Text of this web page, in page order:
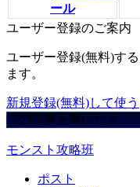
ール
ユーザー登録のご案内
ユーザー登録(無料)す
ます。
新規登録(無料)して使う
この記事を書いた人
モンスト攻略班
ポスト